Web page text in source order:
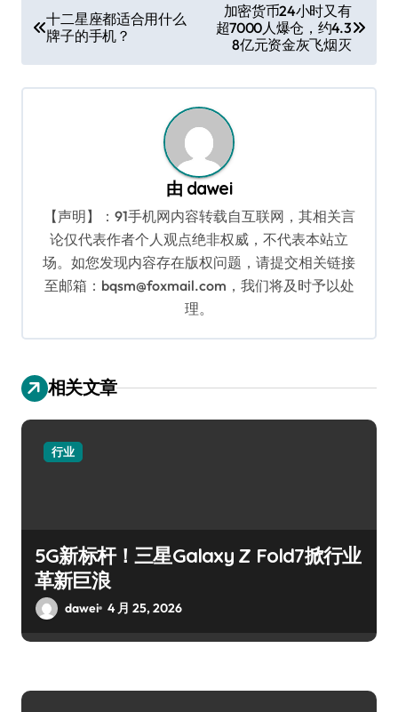
章
导
航
十二星座都适合用什么
牌子的手机？
加密货币24小时又有
超7000人爆仓，约4.3
8亿元资金灰飞烟灭
由 dawei
【声明】：91手机网内容转载自互联网，其相关言
论仅代表作者个人观点绝非权威，不代表本站立
场。如您发现内容存在版权问题，请提交相关链接
至邮箱：bqsm@foxmail.com，我们将及时予以处
理。
相关文章
行业
5G新标杆！三星Galaxy Z Fold7掀行业
革新巨浪
dawei 4 月 25, 2026